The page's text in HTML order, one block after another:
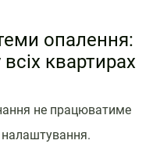
опалення:
квартирах
не працюватиме